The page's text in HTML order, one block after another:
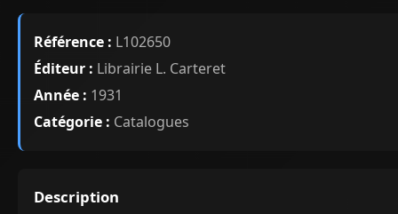
Référence : L102650
Éditeur : Librairie L. Carteret
Année : 1931
Catégorie : Catalogues
Description